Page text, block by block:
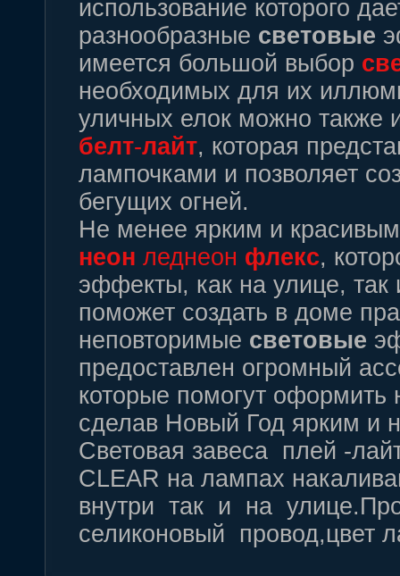
использование которого
разнообразные световые
имеется большой выбор
необходимых для их
уличных елок можно также
белт-лайт, которая
лампочками и позволяет
бегущих огней.
Не менее ярким и
неон леднеон флекс,
эффекты, как на улице,
поможет создать в доме
неповторимые световые
предоставлен огромный
которые помогут
сделав Новый Год ярким и
Световая завеса плей -
CLEAR на лампах
внутри так и на
селиконовый провод,цвет